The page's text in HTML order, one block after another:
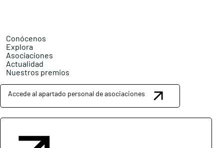
Conócenos
Explora
Asociaciones
Actualidad
Nuestros premios
Accede al apartado personal de asociaciones